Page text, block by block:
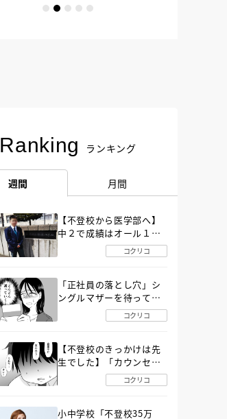
Ranking ランキング
週間 月間
【不登校から医学部へ】
中２で成績はオール１
「昼夜逆転」したわが子
を”夜遊び”に連れ出した
コクリコ
「正社員の落とし穴」シ
ングルマザーを待ってい
た“魔の２年間”【後編】
コクリコ
【不登校のきっかけは先
生でした】「カウンセリ
ングの時間」生徒の情報
をバラしたのは…《第２
コクリコ
小中学校「不登校35万